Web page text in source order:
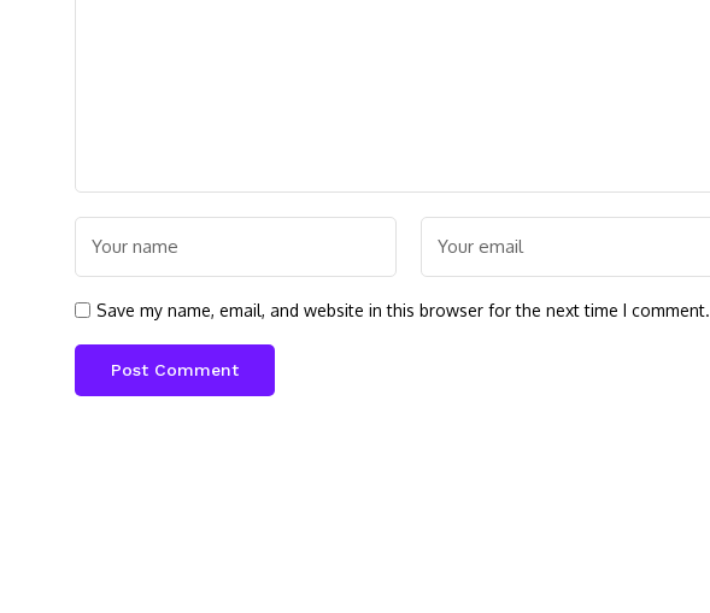
Save my name, email, and website in this browser for the next time I comment.